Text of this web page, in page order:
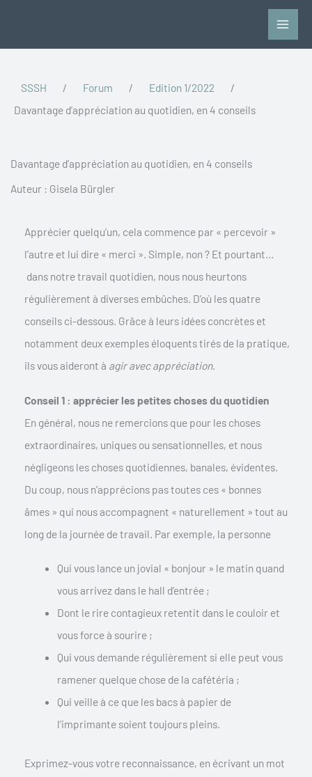
SSSH / Forum / Edition 1/2022
/
Davantage d’appréciation au quotidien, en 4 conseils
Davantage d’appréciation au quotidien, en 4 conseils
Auteur : Gisela Bürgler
Apprécier quelqu’un, cela commence par « percevoir »
l’autre et lui dire « merci ». Simple, non ? Et pourtant…
dans notre travail quotidien, nous nous heurtons
régulièrement à diverses embûches. D’où les quatre
conseils ci-dessous. Grâce à leurs idées concrètes et
notamment deux exemples éloquents tirés de la pratique,
ils vous aideront à agir avec appréciation.
Conseil 1 : apprécier les petites choses du quotidien
En général, nous ne remercions que pour les choses
extraordinaires, uniques ou sensationnelles, et nous
négligeons les choses quotidiennes, banales, évidentes.
Du coup, nous n’apprécions pas toutes ces « bonnes
âmes » qui nous accompagnent « naturellement » tout au
long de la journée de travail. Par exemple, la personne
Qui vous lance un jovial « bonjour » le matin quand
vous arrivez dans le hall d’entrée ;
Dont le rire contagieux retentit dans le couloir et
vous force à sourire ;
Qui vous demande régulièrement si elle peut vous
ramener quelque chose de la cafétéria ;
Qui veille à ce que les bacs à papier de
l’imprimante soient toujours pleins.
Exprimez-vous votre reconnaissance, en écrivant un mot